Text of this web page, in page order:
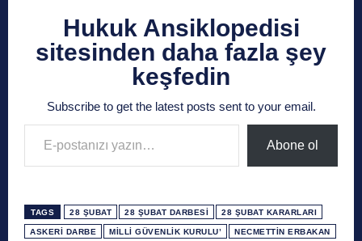
Hukuk Ansiklopedisi
sitesinden daha fazla şey
keşfedin
Subscribe to get the latest posts sent to your email.
E-postanızı yazın…
Abone ol
TAGS 28 ŞUBAT 28 ŞUBAT DARBESI 28 ŞUBAT KARARLARI
ASKERI DARBE MILLI GÜVENLIK KURULU’ NECMETTIN ERBAKAN